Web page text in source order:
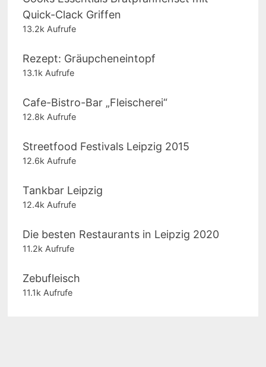
Quick-Clack Griffen
13.2k Aufrufe
Rezept: Gräupcheneintopf
13.1k Aufrufe
Cafe-Bistro-Bar „Fleischerei“
12.8k Aufrufe
Streetfood Festivals Leipzig 2015
12.6k Aufrufe
Tankbar Leipzig
12.4k Aufrufe
Die besten Restaurants in Leipzig 2020
11.2k Aufrufe
Zebufleisch
11.1k Aufrufe